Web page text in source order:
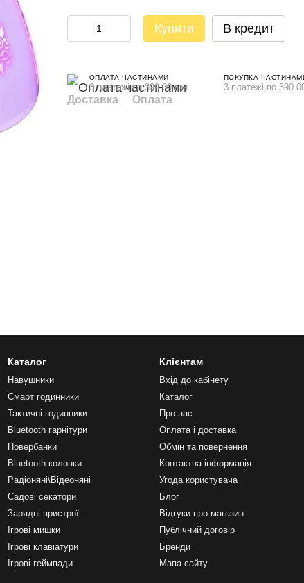
Купити В кредит
ОПЛАТА ЧАСТИНАМИ
3 платежі по 390.00 грн
ПОКУПКА
3 платежі по
Доставка Оплата
Каталог
Навушники
Смарт годинники
Тактичні годинники
Bluetooth гарнітури
Повербанки
Bluetooth колонки
Радіоняні\Відеоняні
Садові секатори
Зарядні пристрої
Ігрові мишки
Ігрові клавіатури
Ігрові геймпади
Клієнтам
Вхід до кабінету
Каталог
Про нас
Оплата і доставка
Обмін та повернення
Контактна інформація
Угода користувача
Блог
Відгуки про магазин
Публічний договір
Бренди
Мапа сайту